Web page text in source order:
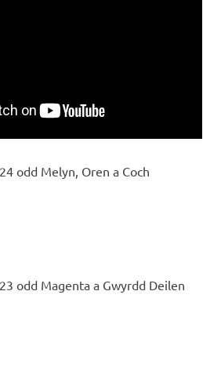
odd Melyn, Oren a Coch
odd Magenta a Gwyrdd Deilen